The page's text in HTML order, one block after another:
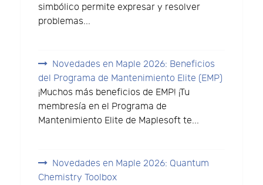
simbólico permite expresar y resolver
problemas...
Novedades en Maple 2026: Beneficios
del Programa de Mantenimiento Elite (EMP)
¡Muchos más beneficios de EMP! ¡Tu
membresía en el Programa de
Mantenimiento Elite de Maplesoft te...
Novedades en Maple 2026: Quantum
Chemistry Toolbox